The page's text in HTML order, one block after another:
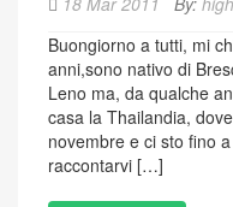
Buongiorno a tutti, mi
anni,sono nativo di
Leno ma, da qualche
casa la Thailandia,
novembre e ci sto fino
raccontarvi […]